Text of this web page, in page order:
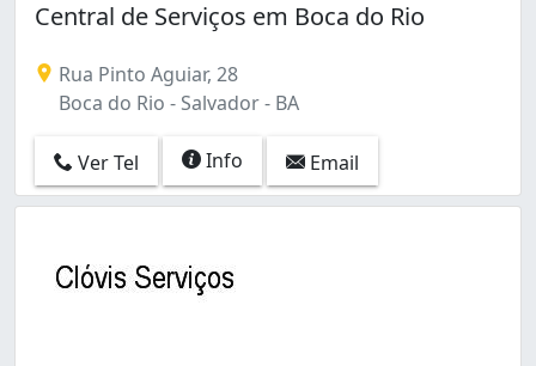
Central de Serviços em Boca do Rio
Rua Pinto Aguiar, 28
Boca do Rio - Salvador - BA
Ver Tel Info Email